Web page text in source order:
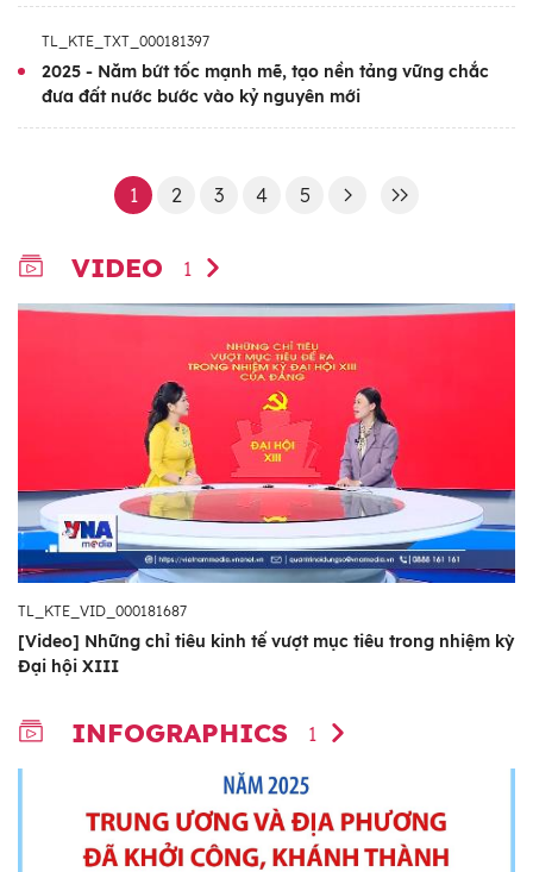
TL_KTE_TXT_000181397
2025 - Năm bứt tốc mạnh mẽ, tạo nền tảng vững chắc
đưa đất nước bước vào kỷ nguyên mới
1 2 3 4 5
VIDEO 1
TL_KTE_VID_000181687
[Video] Những chỉ tiêu kinh tế vượt mục tiêu trong nhiệm kỳ
Đại hội XIII
INFOGRAPHICS 1